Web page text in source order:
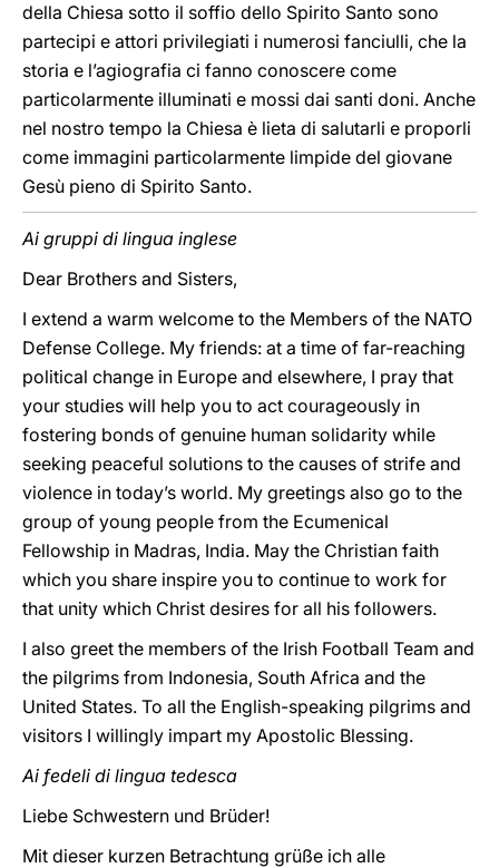
della Chiesa sotto il soffio dello Spirito Santo sono
partecipi e attori privilegiati i numerosi fanciulli, che la
storia e l’agiografia ci fanno conoscere come
particolarmente illuminati e mossi dai santi doni. Anche
nel nostro tempo la Chiesa è lieta di salutarli e proporli
come immagini particolarmente limpide del giovane
Gesù pieno di Spirito Santo.
Ai gruppi di lingua inglese
Dear Brothers and Sisters,
I extend a warm welcome to the Members of the NATO
Defense College. My friends: at a time of far-reaching
political change in Europe and elsewhere, I pray that
your studies will help you to act courageously in
fostering bonds of genuine human solidarity while
seeking peaceful solutions to the causes of strife and
violence in today’s world. My greetings also go to the
group of young people from the Ecumenical
Fellowship in Madras, India. May the Christian faith
which you share inspire you to continue to work for
that unity which Christ desires for all his followers.
I also greet the members of the Irish Football Team and
the pilgrims from Indonesia, South Africa and the
United States. To all the English-speaking pilgrims and
visitors I willingly impart my Apostolic Blessing.
Ai fedeli di lingua tedesca
Liebe Schwestern und Brüder!
Mit dieser kurzen Betrachtung grüße ich alle